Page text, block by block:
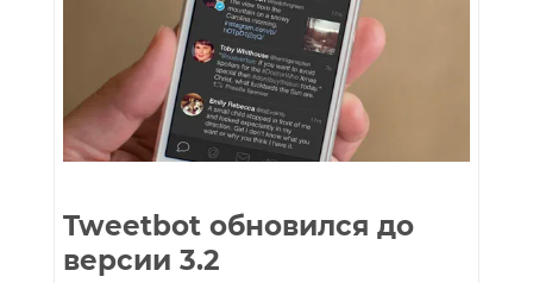
Tweetbot обновился до
версии 3.2